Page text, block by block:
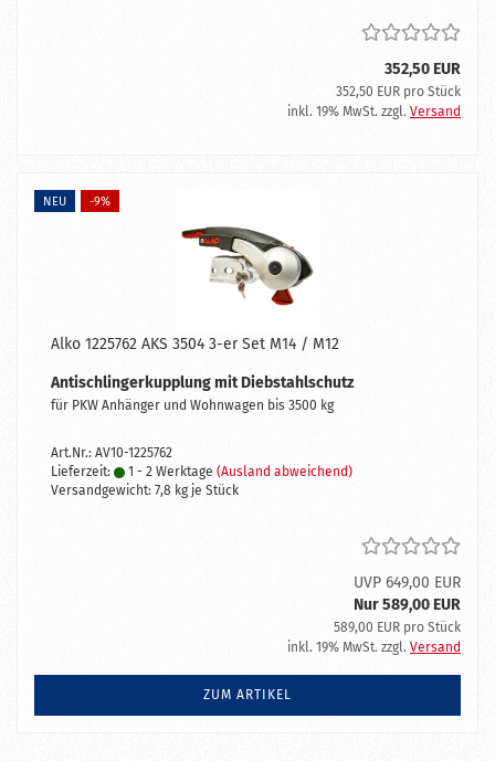
352,50 EUR
352,50 EUR pro Stück
inkl. 19% MwSt. zzgl. Versand
NEU -9%
Alko 1225762 AKS 3504 3-er Set M14 / M12
Antischlingerkupplung mit Diebstahlschutz
für PKW Anhänger und Wohnwagen bis 3500 kg
Art.Nr.: AV10-1225762
Lieferzeit:
1 - 2 Werktage (Ausland abweichend)
Versandgewicht: 7,8 kg je Stück
UVP 649,00 EUR
Nur 589,00 EUR
589,00 EUR pro Stück
inkl. 19% MwSt. zzgl. Versand
ZUM ARTIKEL